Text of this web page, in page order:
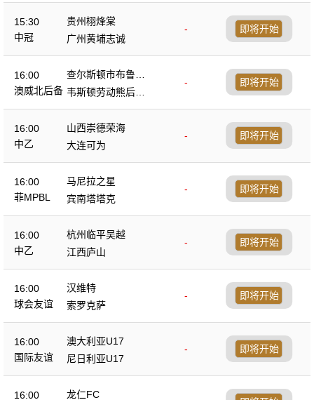
15:30
中冠
贵州栩烽棠
-
广州黄埔志诚
即将开始
16:00
澳威北后备
查尔斯顿市布鲁斯
后备队
-
韦斯顿劳动熊后备
队
即将开始
16:00
中乙
山西崇德荣海
-
大连可为
即将开始
16:00
菲MPBL
马尼拉之星
-
宾南塔塔克
即将开始
16:00
中乙
杭州临平吴越
-
江西庐山
即将开始
16:00
球会友谊
汉维特
-
索罗克萨
即将开始
16:00
国际友谊
澳大利亚U17
-
尼日利亚U17
即将开始
16:00 龙仁FC